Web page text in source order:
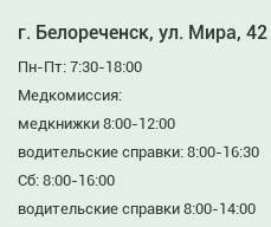
г. Белореченск, ул. Мира, 42
Пн-Пт: 7:30-18:00
Медкомиссия:
медкнижки 8:00-12:00
водительские справки: 8:00-16:30
Сб: 8:00-16:00
водительские справки 8:00-14:00